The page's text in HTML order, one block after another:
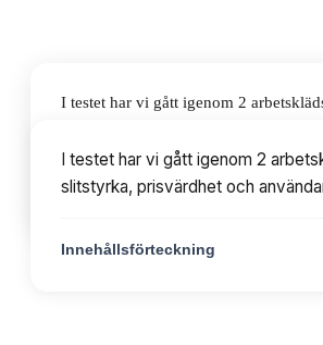
I testet har vi gått igenom 2
Innehållsförteckning
I testet har vi gått igenom 2
slitstyrka, prisvärdhet och
Innehållsförteckning